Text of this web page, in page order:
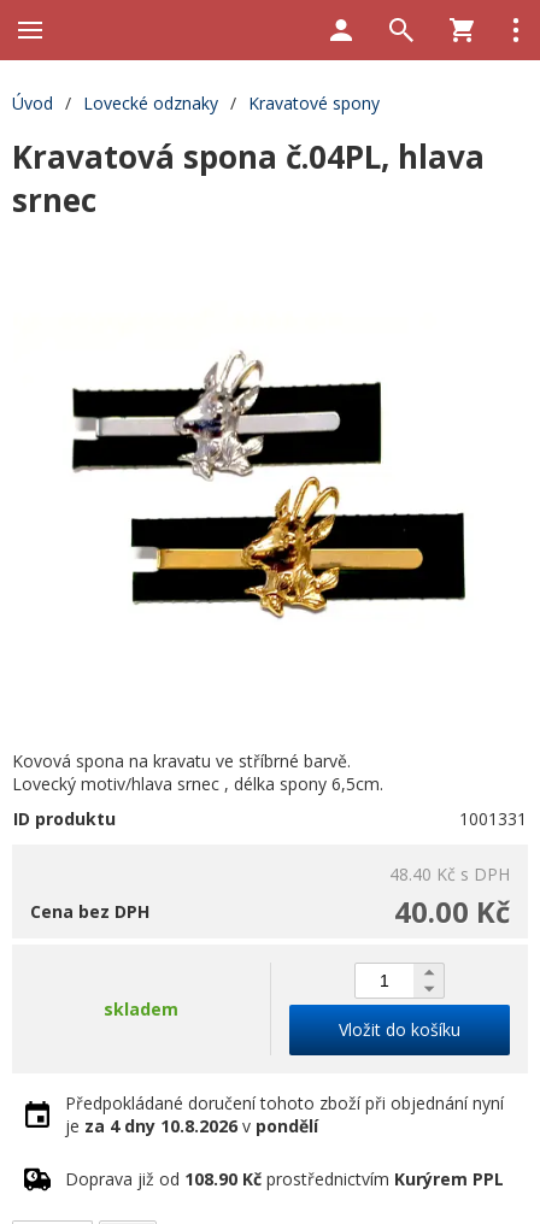
Úvod / Lovecké odznaky / Kravatové spony
Kravatová spona č.04PL, hlava
srnec
Kovová spona na kravatu ve stříbrné barvě.
Lovecký motiv/hlava srnec , délka spony 6,5cm.
ID produktu
1001331
48.40 Kč s DPH
40.00 Kč
Cena bez DPH
skladem
Vložit do košíku
Předpokládané doručení tohoto zboží při objednání nyní
je za 4 dny 10.8.2026 v pondělí
Doprava již od 108.90 Kč prostřednictvím Kurýrem PPL